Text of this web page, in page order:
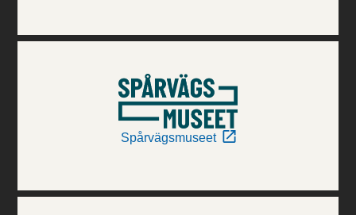
Spårvägsmuseet